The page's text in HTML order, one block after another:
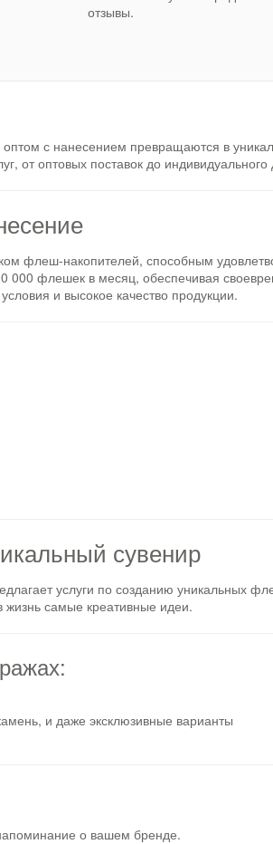
отзывы.
с нанесением превращаются в
от оптовых поставок до
флеш-накопителей, способным
000 флешек в месяц, обеспечивая
и высокое качество продукции.
сувенир
услуги по созданию уникальных
жизнь самые креативные идеи.
и даже эксклюзивные варианты
о вашем бренде.